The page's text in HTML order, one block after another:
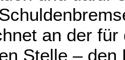
an der
Stelle –